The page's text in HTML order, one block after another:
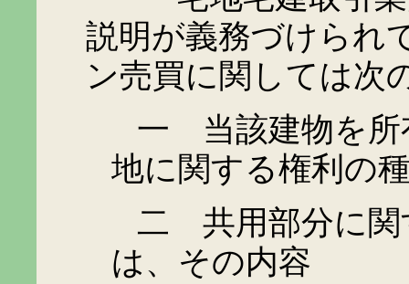
説明が義務づけられ
ン売買に関しては次
一 当該建物を所有
地に関する権利の
二 共用部分に関
は、その内容